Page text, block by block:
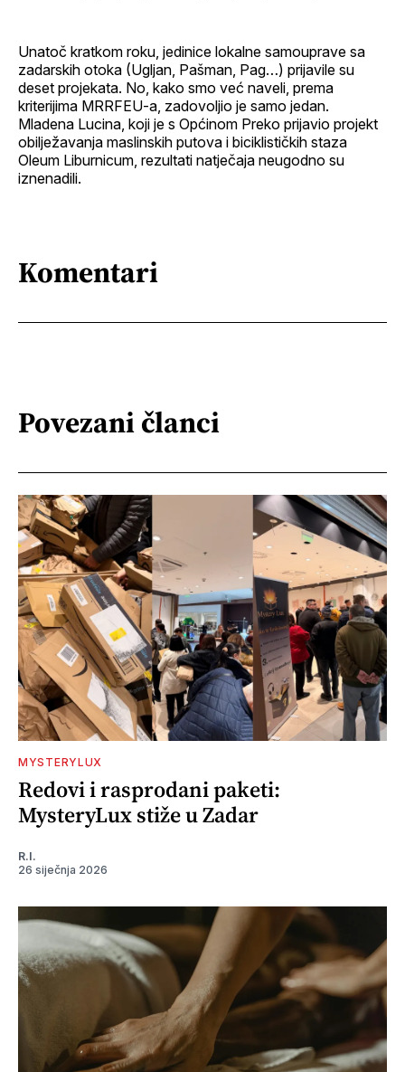
Unatoč kratkom roku, jedinice lokalne samouprave sa
zadarskih otoka (Ugljan, Pašman, Pag…) prijavile su
deset projekata. No, kako smo već naveli, prema
kriterijima MRRFEU-a, zadovoljio je samo jedan.
Mladena Lucina, koji je s Općinom Preko prijavio projekt
obilježavanja maslinskih putova i biciklističkih staza
Oleum Liburnicum, rezultati natječaja neugodno su
iznenadili.
Komentari
Povezani članci
MYSTERYLUX
Redovi i rasprodani paketi:
MysteryLux stiže u Zadar
R.I.
26 siječnja 2026